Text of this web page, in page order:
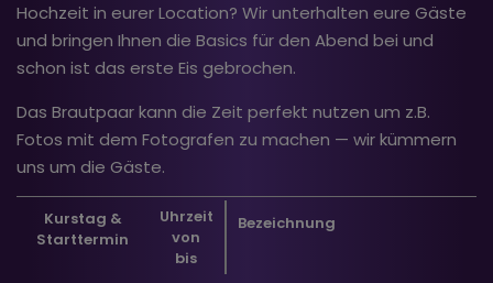
Hochzeit in eurer Location? Wir unterhalten eure Gäste
und bringen Ihnen die Basics für den Abend bei und
schon ist das erste Eis gebrochen.
Das Brautpaar kann die Zeit perfekt nutzen um z.B.
Fotos mit dem Fotografen zu machen — wir kümmern
uns um die Gäste.
Kurstag &
Starttermin
Uhrzeit
von
bis
Bezeichnung